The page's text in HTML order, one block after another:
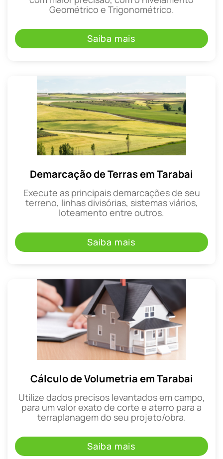
Geométrico e Trigonométrico.
Saiba mais
Demarcação de Terras em Tarabai
Execute as principais demarcações de seu
terreno, linhas divisórias, sistemas viários,
loteamento entre outros.
Saiba mais
Cálculo de Volumetria em Tarabai
Utilize dados precisos levantados em campo,
para um valor exato de corte e aterro para a
terraplanagem do seu projeto/obra.
Saiba mais